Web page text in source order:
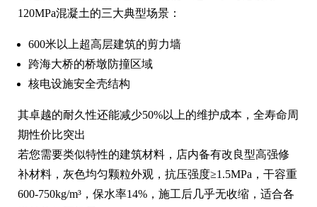
120MPa混凝土的三大典型场景：
600米以上超高层建筑的剪力墙
跨海大桥的桥墩防撞区域
核电设施安全壳结构
其卓越的耐久性还能减少50%以上的维护成本，全寿命周
期性价比突出
若您需要类似特性的建筑材料，店内备有改良型高强修
补材料，灰色均匀颗粒外观，抗压强度≥1.5MPa，干容重
600-750kg/m³，保水率14%，施工后几乎无收缩，适合各